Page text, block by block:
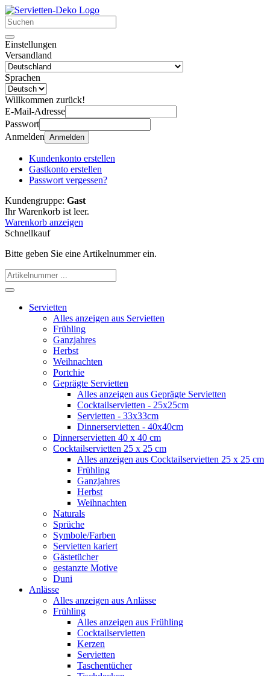
Einstellungen
Versandland
Sprachen
Willkommen zurück!
E-Mail-Adresse
Passwort
Anmelden Anmelden
Kundenkonto erstellen
Gastkonto erstellen
Passwort vergessen?
Kundengruppe: Gast
Ihr Warenkorb ist leer.
Warenkorb anzeigen
Schnellkauf
Bitte geben Sie eine Artikelnummer ein.
Servietten
Alles anzeigen aus Servietten
Frühling
Ganzjahres
Herbst
Weihnachten
Portchie
Geprägte Servietten
Alles anzeigen aus Geprägte Servietten
Cocktailservietten - 25x25cm
Servietten - 33x33cm
Dinnerservietten - 40x40cm
Dinnerservietten 40 x 40 cm
Cocktailservietten 25 x 25 cm
Alles anzeigen aus Cocktailservietten 25 x 25 cm
Frühling
Ganzjahres
Herbst
Weihnachten
Naturals
Sprüche
Symbole/Farben
Servietten kariert
Gästetücher
gestanzte Motive
Duni
Anlässe
Alles anzeigen aus Anlässe
Frühling
Alles anzeigen aus Frühling
Cocktailservietten
Kerzen
Servietten
Taschentücher